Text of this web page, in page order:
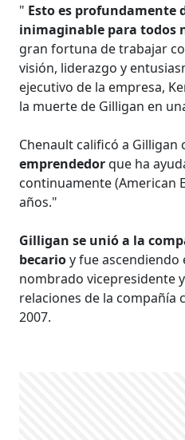
" Esto es profundamente
inimaginable para todos
gran fortuna de trabajar
visión, liderazgo y
ejecutivo de la empresa,
la muerte de Gilligan en
Chenault calificó a
emprendedorque ha
continuamente (American
años."
Gilligan se unió a la
becarioy fue ascendiendo
nombrado vicepresidente
relaciones de la compañía
2007.